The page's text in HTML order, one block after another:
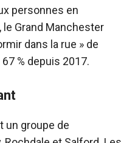
personnes en
le Grand Manchester
dans la rue » de
% depuis 2017.
un groupe de